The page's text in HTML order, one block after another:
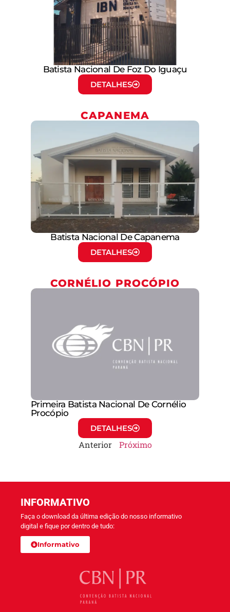
Batista Nacional De Foz Do Iguaçu
DETALHES
CAPANEMA
Batista Nacional De Capanema
DETALHES
CORNÉLIO PROCÓPIO
Primeira Batista Nacional De Cornélio
Procópio
DETALHES
Anterior Próximo
INFORMATIVO
Faça o download da última edição do nosso informativo
digital e fique por dentro de tudo:
Informativo